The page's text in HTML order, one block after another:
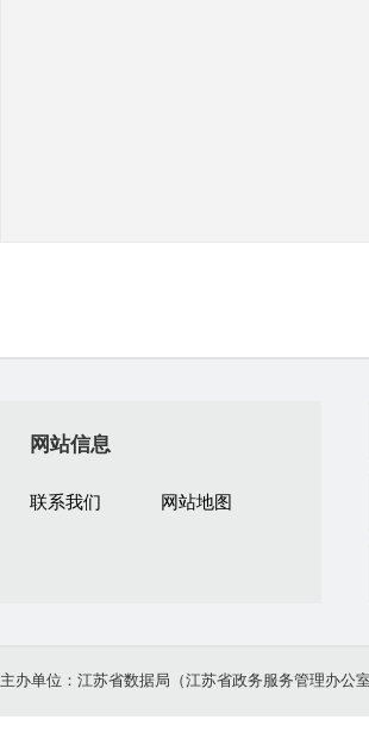
网站信息
联系我们 网站地图
主办单位：江苏省数据局（江苏省政务服务管理办公室